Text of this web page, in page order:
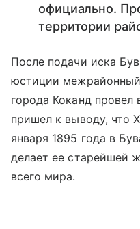
официально.
территории
После подачи иска
юстиции
города Коканд провел
пришел к выводу, что
января 1895 года в
делает ее старейшей
всего мира.